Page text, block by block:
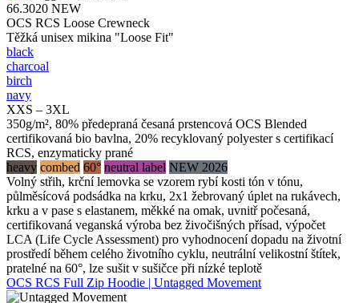
66.3020 NEW
OCS RCS Loose Crewneck
Těžká unisex mikina "Loose Fit"
black
charcoal
birch
navy
XXS – 3XL
350g/m², 80% předepraná česaná prstencová OCS Blended
certifikovaná bio bavlna, 20% recyklovaný polyester s certifikací
RCS, enzymaticky prané
heavy combed 60° neutral label NEW 2026
Volný střih, krční lemovka se vzorem rybí kosti tón v tónu,
půlměsícová podsádka na krku, 2x1 žebrovaný úplet na rukávech,
krku a v pase s elastanem, měkké na omak, uvnitř počesaná,
certifikovaná veganská výroba bez živočišných přísad, výpočet
LCA (Life Cycle Assessment) pro vyhodnocení dopadu na životní
prostředí během celého životního cyklu, neutrální velikostní štítek,
pratelné na 60°, lze sušit v sušičce při nízké teplotě
OCS RCS Full Zip Hoodie | Untagged Movement